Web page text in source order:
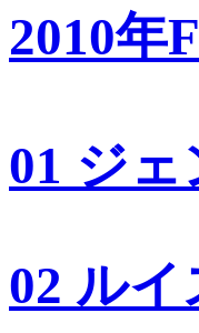
2010年
01 ジ
02 ル